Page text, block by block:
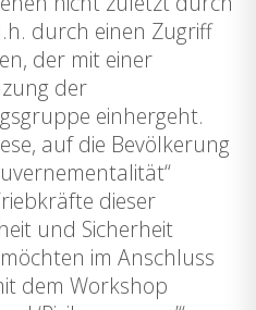
durch einen Zugriff
der mit einer
der
einhergeht.
auf die Bevölkerung
dieser
und Sicherheit
im Anschluss
dem Workshop